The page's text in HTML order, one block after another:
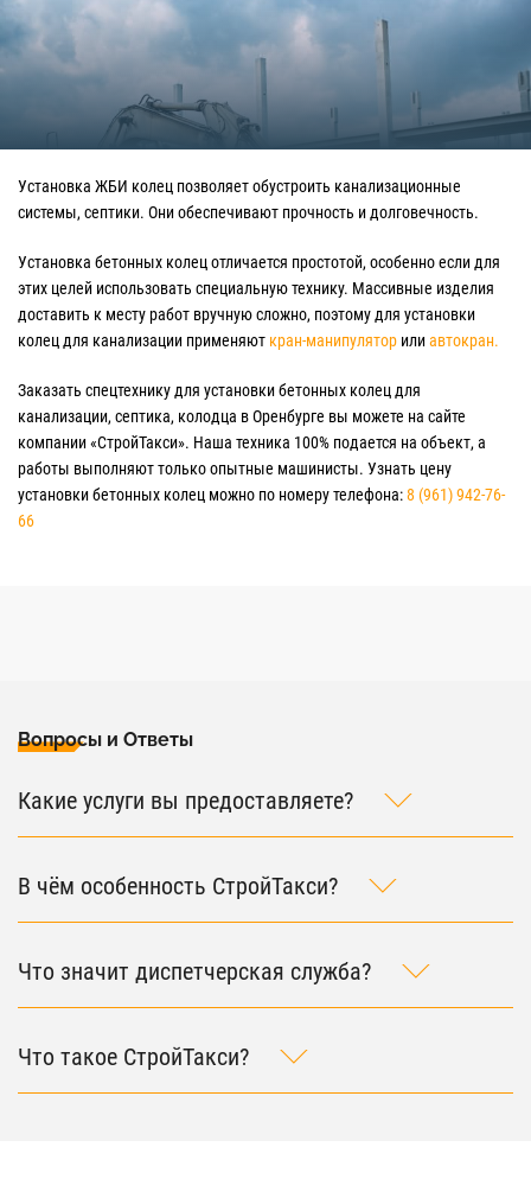
Установка ЖБИ колец позволяет обустроить канализационные
системы, септики. Они обеспечивают прочность и долговечность.
Установка бетонных колец отличается простотой, особенно если для
этих целей использовать специальную технику. Массивные изделия
доставить к месту работ вручную сложно, поэтому для установки
колец для канализации применяют кран-манипулятор илиавтокран.
Заказать спецтехнику для установки бетонных колец для
канализации, септика, колодца в Оренбурге вы можете на сайте
компании «СтройТакси». Наша техника 100% подается на объект, а
работы выполняют только опытные машинисты. Узнать цену
установки бетонных колец можно по номеру телефона:8 (961) 942-76-
66
Вопросы и Ответы
Какие услуги вы предоставляете?
В чём особенность СтройТакси?
Что значит диспетчерская служба?
Что такое СтройТакси?